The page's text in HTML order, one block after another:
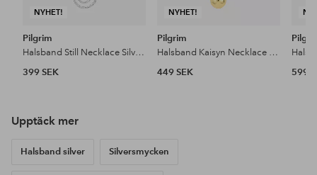
NYHET!
Pilgrim
Halsband Still Necklace Silver-plated
399 SEK
NYHET!
Pilgrim
Halsband Kaisyn Necklace Gold-plated
449 SEK
599
Upptäck mer
Halsband silver Silversmycken